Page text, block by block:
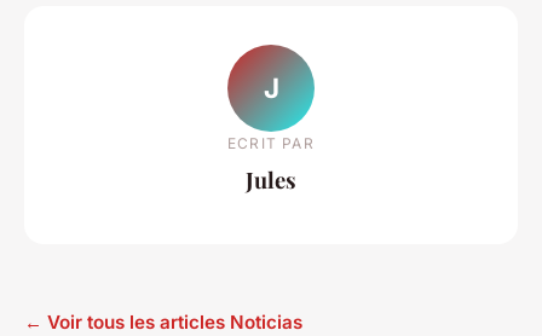
J
ECRIT PAR
Jules
← Voir tous les articles Noticias